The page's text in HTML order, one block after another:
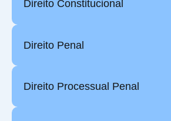
Direito Constitucional
Direito Penal
Direito Processual Penal